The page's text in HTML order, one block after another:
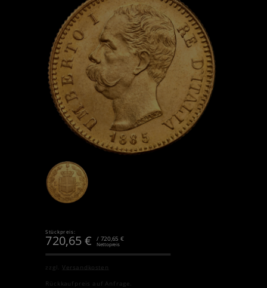
Stückpreis:
720,65€ / 720,65 €
Nettopreis
zzgl.Versandkosten
Rückkaufpreis auf Anfrage.